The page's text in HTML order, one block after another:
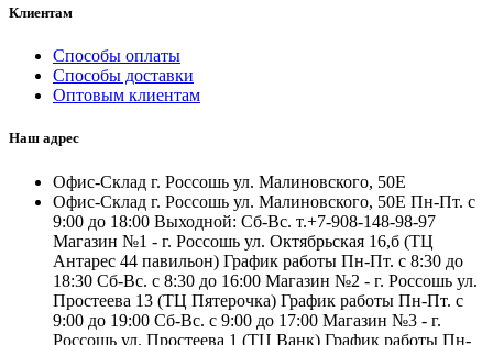
Клиентам
Способы оплаты
Способы доставки
Оптовым клиентам
Наш адрес
Офис-Склад г. Россошь ул. Малиновского, 50Е
Офис-Склад г. Россошь ул. Малиновского, 50Е Пн-Пт. с
9:00 до 18:00 Выходной: Сб-Вс. т.+7-908-148-98-97
Магазин №1 - г. Россошь ул. Октябрьская 16,б (ТЦ
Антарес 44 павильон) График работы Пн-Пт. с 8:30 до
18:30 Сб-Вс. с 8:30 до 16:00 Магазин №2 - г. Россошь ул.
Простеева 13 (ТЦ Пятерочка) График работы Пн-Пт. с
9:00 до 19:00 Сб-Вс. с 9:00 до 17:00 Магазин №3 - г.
Россошь ул. Простеева 1 (ТЦ Ванк) График работы Пн-